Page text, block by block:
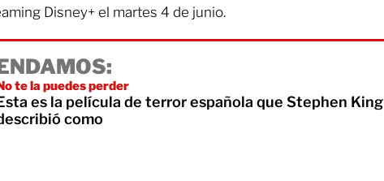
Disney+ el martes 4 de junio.
te la puedes perder
es la película de terror española que Stephen King
como